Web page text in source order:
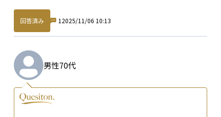
回答済み 1 2025/11/06 10:13
男性70代